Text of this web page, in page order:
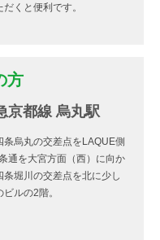
くと便利です。
方
京都線 烏丸駅
烏丸の交差点をLAQUE側
通を大宮方面（西）に向か
堀川の交差点を北に少し
ルの2階。